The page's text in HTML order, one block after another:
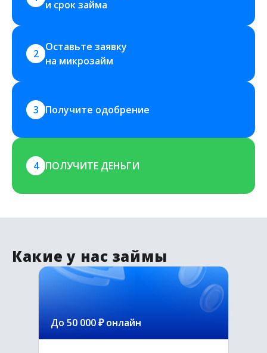
и срок займа
2
Оставьте заявку
на микрозайм
3 Получите одобрение
4 ПОЛУЧИТЕ ДЕНЬГИ
Какие у нас займы
До 50 000 ₽ онлайн